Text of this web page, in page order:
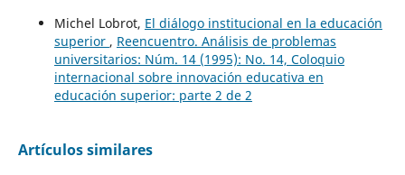
Michel Lobrot, El diálogo institucional en la educación
superior , Reencuentro. Análisis de problemas
universitarios: Núm. 14 (1995): No. 14, Coloquio
internacional sobre innovación educativa en
educación superior: parte 2 de 2
Artículos similares